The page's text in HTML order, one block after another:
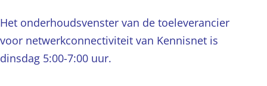
Het onderhoudsvenster van de toeleverancier
voor netwerkconnectiviteit van Kennisnet is
dinsdag 5:00-7:00 uur.